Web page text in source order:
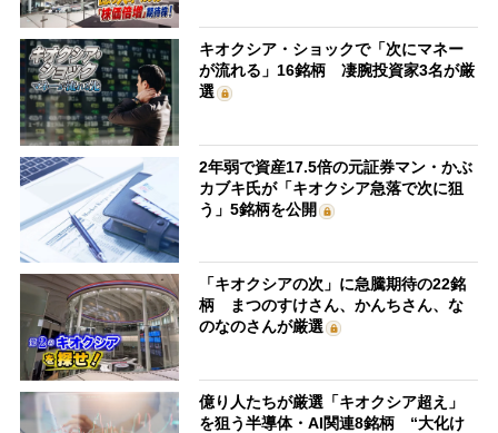
キオクシア・ショックで「次にマネー
が流れる」16銘柄 凄腕投資家3名が厳
選
2年弱で資産17.5倍の元証券マン・かぶ
カブキ氏が「キオクシア急落で次に狙
う」5銘柄を公開
「キオクシアの次」に急騰期待の22銘
柄 まつのすけさん、かんちさん、な
のなのさんが厳選
億り人たちが厳選「キオクシア超え」
を狙う半導体・AI関連8銘柄 “大化け